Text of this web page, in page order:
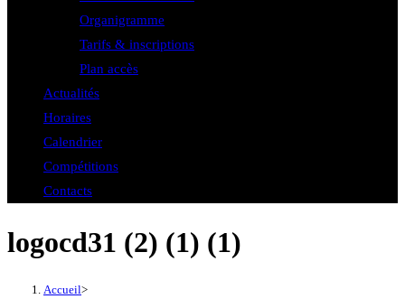
Organigramme
Tarifs & inscriptions
Plan accès
Actualités
Horaires
Calendrier
Compétitions
Contacts
logocd31 (2) (1) (1)
Accueil>